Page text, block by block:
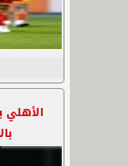
الأهلي